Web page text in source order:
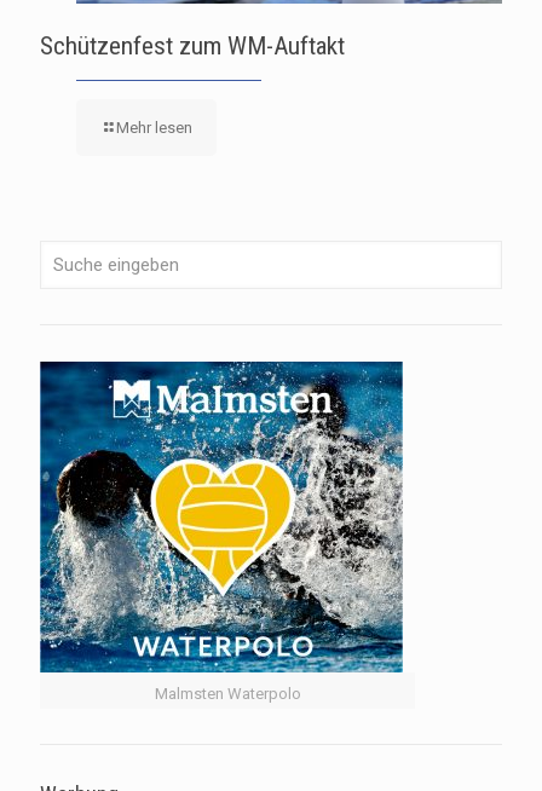
Schützenfest zum WM-Auftakt
Mehr lesen
Malmsten Waterpolo